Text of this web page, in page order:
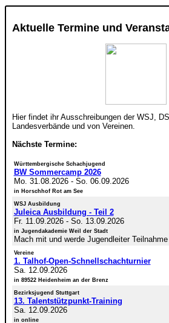
Aktuelle Termine und
Hier findet ihr Ausschreibungen der WSJ,
Landesverbände und von Vereinen.
Nächste Termine:
Württembergische Schachjugend
BW Sommercamp 2026
Mo. 31.08.2026- So. 06.09.2026
in Horschhof Rot am See
WSJ Ausbildung
Juleica Ausbildung - Teil 2
Fr. 11.09.2026- So. 13.09.2026
in Jugendakademie Weil der Stadt
Mach mit und werde Jugendleiter
Vereine
1. Talhof-Open-Schnellschachturnier
Sa. 12.09.2026
in 89522 Heidenheim an der Brenz
Bezirksjugend Stuttgart
13. Talentstützpunkt-Training
Sa. 12.09.2026
in online